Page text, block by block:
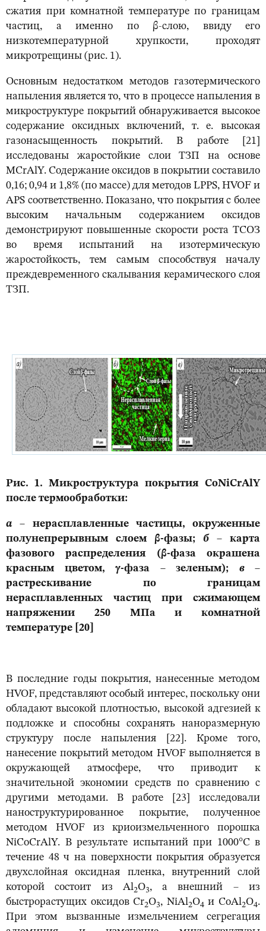
сжатия при комнатной температуре по границам
частиц, а именно по β-слою, ввиду его
низкотемпературной хрупкости, проходят
микротрещины (рис. 1).
Основным недостатком методов газотермического
напыления является то, что в процессе напыления в
микроструктуре покрытий обнаруживается высокое
содержание оксидных включений, т. е. высокая
газонасыщенность покрытий. В работе [21]
исследованы жаростойкие слои ТЗП на основе
MCrAlY. Содержание оксидов в покрытии составило
0,16; 0,94 и 1,8% (по массе) для методов LPPS, HVOF и
APS соответственно. Показано, что покрытия с более
высоким начальным содержанием оксидов
демонстрируют повышенные скорости роста ТСОЗ
во время испытаний на изотермическую
жаростойкость, тем самым способствуя началу
преждевременного скалывания керамического слоя
ТЗП.
Рис. 1. Микроструктура покрытия CoNiCrAlY
после термообработки:
а – нерасплавленные частицы, окруженные
полунепрерывным слоем β-фазы; б – карта
фазового распределения (β-фаза окрашена
красным цветом, γ-фаза – зеленым); в–
растрескивание по границам
нерасплавленных частиц при сжимающем
напряжении 250 МПа и комнатной
температуре [20]
В последние годы покрытия, нанесенные методом
HVOF, представляют особый интерес, поскольку они
обладают высокой плотностью, высокой адгезией к
подложке и способны сохранять наноразмерную
структуру после напыления [22]. Кроме того,
нанесение покрытий методом HVOF выполняется в
окружающей атмосфере, что приводит к
значительной экономии средств по сравнению с
другими методами. В работе [23] исследовали
наноструктурированное покрытие, полученное
методом HVOF из криоизмельченного порошка
NiCoCrAlY. В результате испытаний при 1000°C в
течение 48 ч на поверхности покрытия образуется
двухслойная оксидная пленка, внутренний слой
которой состоит из Al2O3, а внешний – из
быстрорастущих оксидов Cr2O3, NiAl2O4 и CoAl2O4.
При этом вызванные измельчением сегрегация